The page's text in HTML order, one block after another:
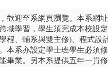
歡迎至系網頁瀏覽。本系網址
域學習，學生須完成本校設
程、輔系與雙主修)、程式設
本系亦設定學士班學生必須
畢業。另本系提供五年一貫